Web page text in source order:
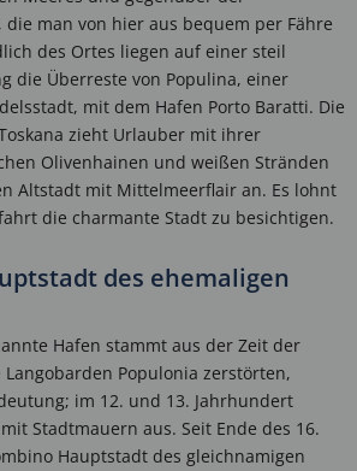
man von hier aus bequem per Fähre
des Ortes liegen auf einer steil
die Überreste von Populina, einer
mit dem Hafen Porto Baratti. Die
zieht Urlauber mit ihrer
Olivenhainen und weißen Stränden
Altstadt mit Mittelmeerflair an. Es lohnt
die charmante Stadt zu besichtigen.
des ehemaligen
Hafen stammt aus der Zeit der
Populonia zerstörten,
im 12. und 13. Jahrhundert
Stadtmauern aus. Seit Ende des 16.
Hauptstadt des gleichnamigen